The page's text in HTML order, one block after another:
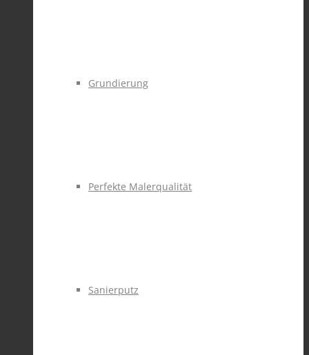
Grundierung
Perfekte Malerqualität
Sanierputz